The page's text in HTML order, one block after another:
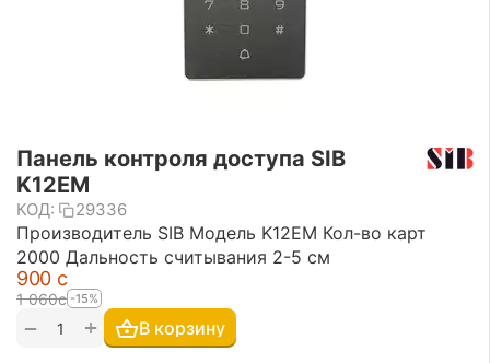
Панель контроля доступа SIB
K12EM
КОД: 29336
Производитель SIB Модель K12EM Кол-во карт
2000 Дальность считывания 2-5 см
‍900‍ с
1 060с -15%
+
− В корзину